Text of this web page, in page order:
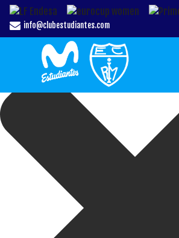
Gestionar el Consentimiento de las Cookies
info@clubestudiantes.com